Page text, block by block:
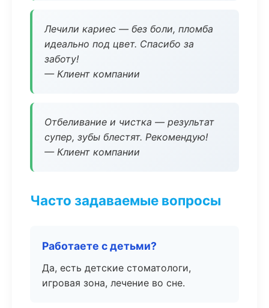
Лечили кариес — без боли, пломба
идеально под цвет. Спасибо за
заботу!
— Клиент компании
Отбеливание и чистка — результат
супер, зубы блестят. Рекомендую!
— Клиент компании
Часто задаваемые вопросы
Работаете с детьми?
Да, есть детские стоматологи,
игровая зона, лечение во сне.